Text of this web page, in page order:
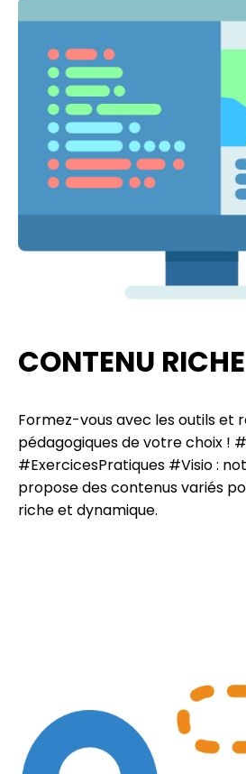
CONTENU RICHE
Formez-vous avec les outils et
pédagogiques de votre choix !
#ExercicesPratiques #Visio :
propose des contenus variés
riche et dynamique.